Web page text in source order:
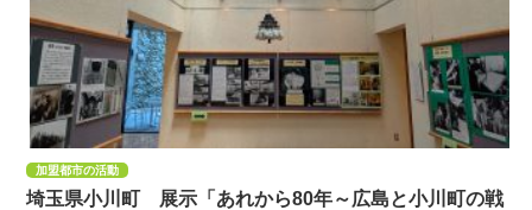
加盟都市の活動
埼玉県小川町 展示「あれから80年～広島と小川町の戦